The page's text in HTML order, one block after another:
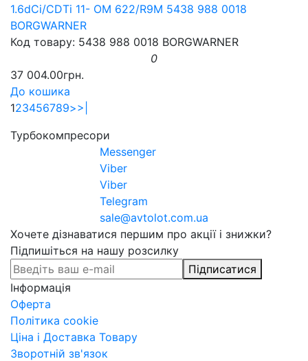
1.6dCi/CDTi 11- OM 622/R9M 5438 988 0018
BORGWARNER
Код товару: 5438 988 0018 BORGWARNER
0
37 004.00грн.
До кошика
123456789>>|
Турбокомпресори
Messenger
Viber
Viber
Telegram
sale@avtolot.com.ua
Хочете дізнаватися першим про акції і знижки?
Підпишіться на нашу розсилку
Підписатися
Інформація
Оферта
Політика cookie
Ціна і Доставка Товару
Зворотній зв'язок